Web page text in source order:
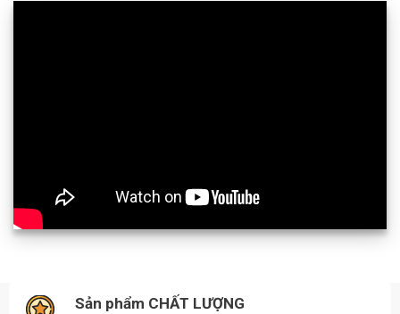
Sản phẩm CHẤT LƯỢNG